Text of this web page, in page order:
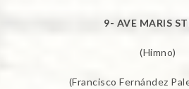
9- AVE MARIS
(Himno)
(Francisco Fernández